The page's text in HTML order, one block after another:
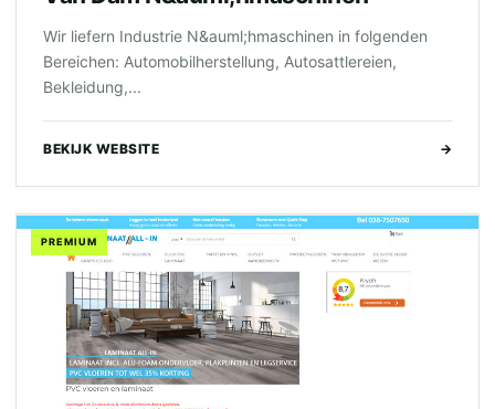
Wir liefern Industrie N&auml;hmaschinen in folgenden
Bereichen: Automobilherstellung, Autosattlereien,
Bekleidung,...
BEKIJK WEBSITE →
PREMIUM